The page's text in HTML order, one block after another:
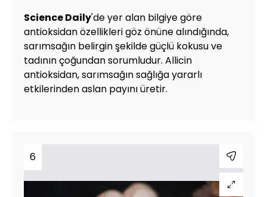
Science Daily'de yer alan bilgiye göre
antioksidan özellikleri göz önüne alındığında,
sarımsağın belirgin şekilde güçlü kokusu ve
tadının çoğundan sorumludur. Allicin
antioksidan, sarımsağın sağlığa yararlı
etkilerinden aslan payını üretir.
6